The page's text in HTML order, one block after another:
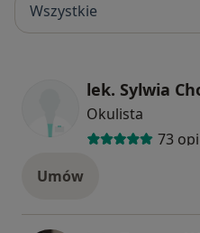
Wszystkie
lek. Sylwia
Okulista
73
Umów